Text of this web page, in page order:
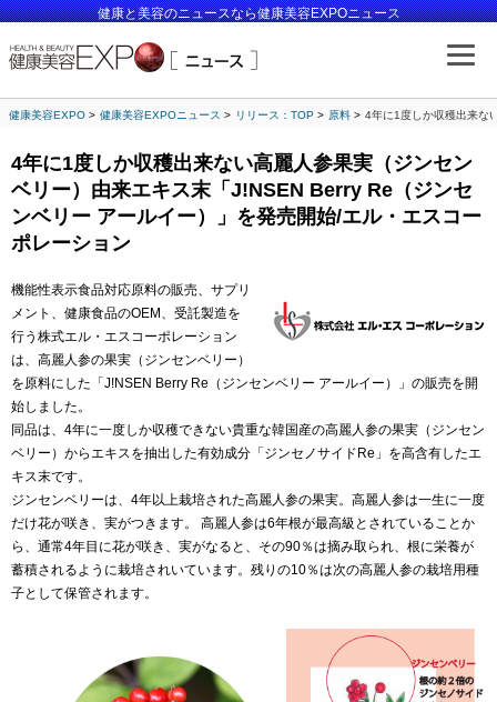
健康と美容のニュースなら健康美容EXPOニュース
健康美容EXPO 健康美容EXPOニュース リリース：TOP 原料 4年に1度しか収穫出来な
4年に1度しか収穫出来ない高麗人参果実（ジンセン
ベリー）由来エキス末「J!NSEN Berry Re（ジンセ
ンベリー アールイー）」を発売開始/エル・エスコー
ポレーション
機能性表示食品対応原料の販売、サプリ
メント、健康食品のOEM、受託製造を
行う株式エル・エスコーポレーション
は、高麗人参の果実（ジンセンベリー）
を原料にした「J!NSEN Berry Re（ジンセンベリー アールイー）」の販売を開
始しました。
同品は、4年に一度しか収穫できない貴重な韓国産の高麗人参の果実（ジンセン
ベリー）からエキスを抽出した有効成分「ジンセノサイドRe」を高含有したエ
キス末です。
ジンセンベリーは、4年以上栽培された高麗人参の果実。高麗人参は一生に一度
だけ花が咲き、実がつきます。 高麗人参は6年根が最高級とされていることか
ら、通常4年目に花が咲き、実がなると、その90％は摘み取られ、根に栄養が
蓄積されるように栽培されいています。残りの10％は次の高麗人参の栽培用種
子として保管されます。